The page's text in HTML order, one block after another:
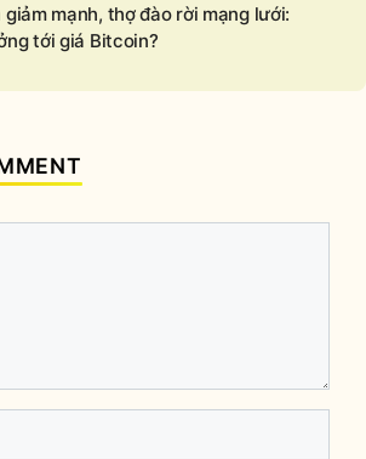
mạnh, thợ đào rời mạng lưới:
tới giá Bitcoin?